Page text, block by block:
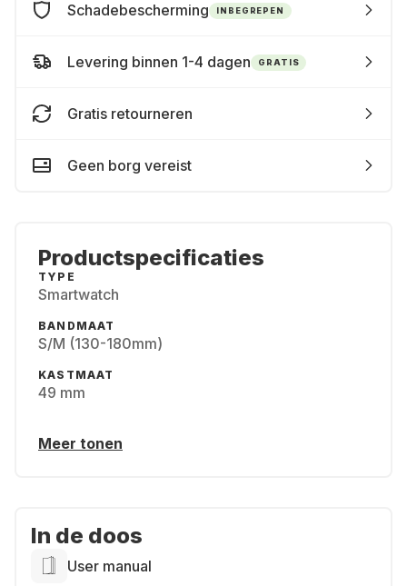
Schadebescherming INBEGREPEN
Levering binnen 1-4 dagen GRATIS
Gratis retourneren
Geen borg vereist
Productspecificaties
TYPE
Smartwatch
BANDMAAT
S/M (130-180mm)
KASTMAAT
49 mm
Meer tonen
In de doos
User manual